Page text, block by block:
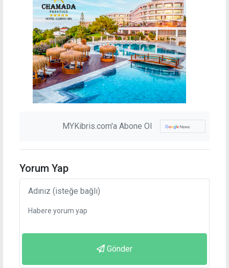
MYKibris.com'a Abone Ol
Yorum Yap
Gönder